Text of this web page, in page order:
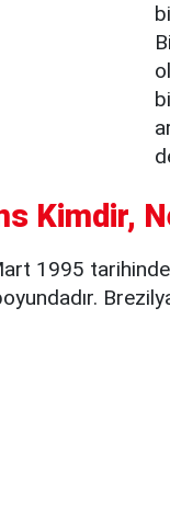
Kimdir,
1995